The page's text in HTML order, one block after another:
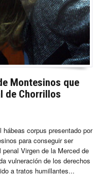
Montesinos que
de Chorrillos
corpus presentado por
para conseguir ser
Virgen de la Merced de
vulneración de los derechos
a tratos humillantes...